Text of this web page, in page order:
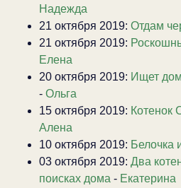
Надежда
21 октября 2019: Отдам
21 октября 2019:
Елена
20 октября 2019: Ищет
- Ольга
15 октября 2019: Котенок
Алена
10 октября 2019: Белочка
03 октября 2019: Два
поисках дома - Екатерина